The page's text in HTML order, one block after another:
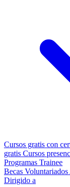
Cursos gratis con
gratis Cursos
Programas Trainee
Becas Voluntariados
Dirigido a